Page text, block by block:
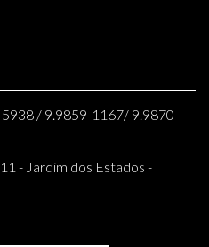
/ 9.9859-1167/ 9.9870-
- Jardim dos Estados -